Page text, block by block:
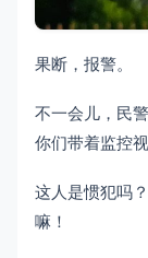
果断，报警。
不一会儿，民
你们带着监控
这人是惯犯吗
嘛！